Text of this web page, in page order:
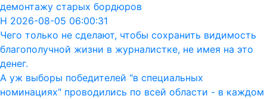
демонтажу старых бордюров
Н 2026-08-05 06:00:31
Чего только не сделают, чтобы сохранить видимость
благополучной жизни в журналистке, не имея на это
денег.
А уж выборы победителей "в специальных
номинациях" проводились по всей области - в каждом